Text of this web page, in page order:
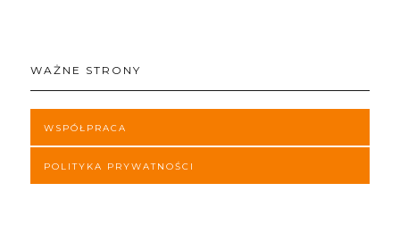
WAŻNE STRONY
WSPÓŁPRACA
POLITYKA PRYWATNOŚCI